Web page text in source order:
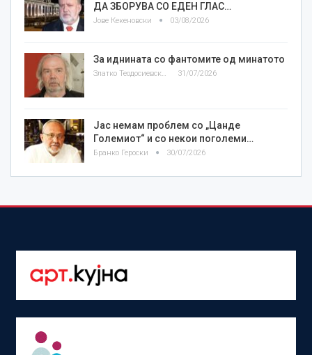
ДА ЗБОРУВА СО ЕДЕН ГЛАС…
Јове Кекеновски 03/08/2026
За иднината со фантомите од минатото
Златко Теодосиевски 31/07/2026
Јас немам проблем со „Цанде
Големиот“ и со некои поголеми…
Бранко Героски 30/07/2026